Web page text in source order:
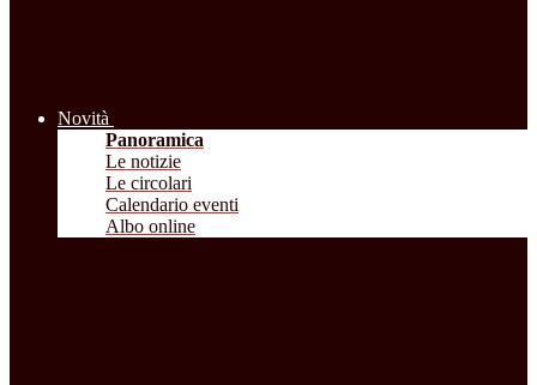
Novità
Panoramica
Le notizie
Le circolari
Calendario eventi
Albo online